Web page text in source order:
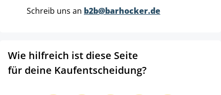
Schreib uns an b2b@barhocker.de
Wie hilfreich ist diese Seite
für deine Kaufentscheidung?